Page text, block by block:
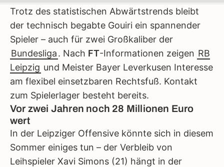
Trotz des statistischen Abwärtstrends bleibt
der technisch begabte Gouiri ein spannender
Spieler – auch für zwei Großkaliber der
Bundesliga. Nach FT-Informationen zeigen RB
Leipzig und Meister Bayer Leverkusen Interesse
am flexibel einsetzbaren Rechtsfuß. Kontakt
zum Spielerlager besteht bereits.
Vor zwei Jahren noch 28 Millionen Euro
wert
In der Leipziger Offensive könnte sich in diesem
Sommer einiges tun – der Verbleib von
Leihspieler Xavi Simons (21) hängt in der